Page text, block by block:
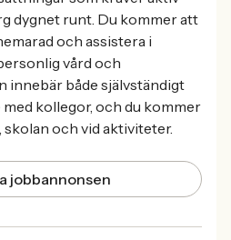
dygnet runt. Du kommer att
och assistera i
vård och
innebär både självständigt
kollegor, och du kommer
skolan och vid aktiviteter.
jobbannonsen